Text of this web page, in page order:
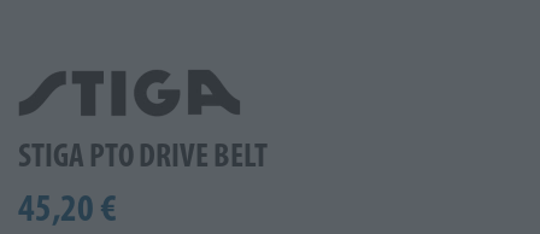
STIGA PTO DRIVE BELT
45,20 €